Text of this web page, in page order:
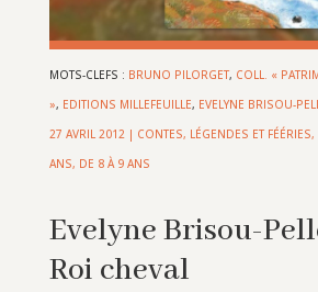
MOTS-CLEFS : BRUNO PILORGET, COLL. «
», EDITIONS MILLEFEUILLE, EVELYNE BRISOU-
27 AVRIL 2012 | CONTES, LÉGENDES ET FÉÉRIES,
ANS, DE 8 À 9 ANS
Evelyne Brisou-
Roi cheval